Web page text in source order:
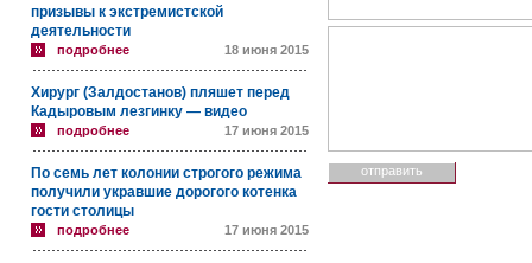
призывы к экстремистской
деятельности
подробнее 18 июня 2015
Хирург (Залдостанов) пляшет перед
Кадыровым лезгинку — видео
подробнее 17 июня 2015
По семь лет колонии строгого режима
получили укравшие дорогого котенка
гости столицы
подробнее 17 июня 2015